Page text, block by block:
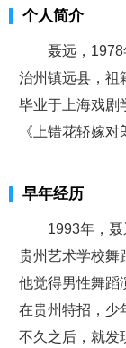
个人简介
聂远，
治州镇远县，祖
毕业于上海戏剧
《上错花轿嫁
早年经历
1993年，
贵州艺术学校舞
他觉得男性舞蹈
在贵州特招，少
不久之后，就发